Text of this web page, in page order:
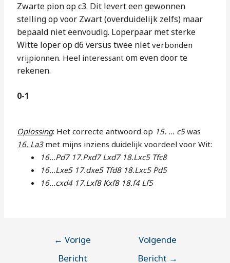
Zwarte pion op c3. Dit levert eengewonnen
stelling op voor Zwart(overduidelijk zelfs) maar
bepaald nieteenvoudig. Loperpaar met sterke
Witte loper op d6 versus twee nietverbonden
vrijpionnen. Heel interessantom even door te
rekenen.
0-1
Oplossing: Het correcte antwoord op 15. … c5was
16. La3met mijns inziens duidelijk voordeel voor Wit:
16…Pd7 17.Pxd7 Lxd7 18.Lxc5 Tfc8
16…Lxe5 17.dxe5 Tfd8 18.Lxc5 Pd5
16…cxd4 17.Lxf8 Kxf8 18.f4 Lf5
← Vorige
Bericht
Volgende
Bericht →